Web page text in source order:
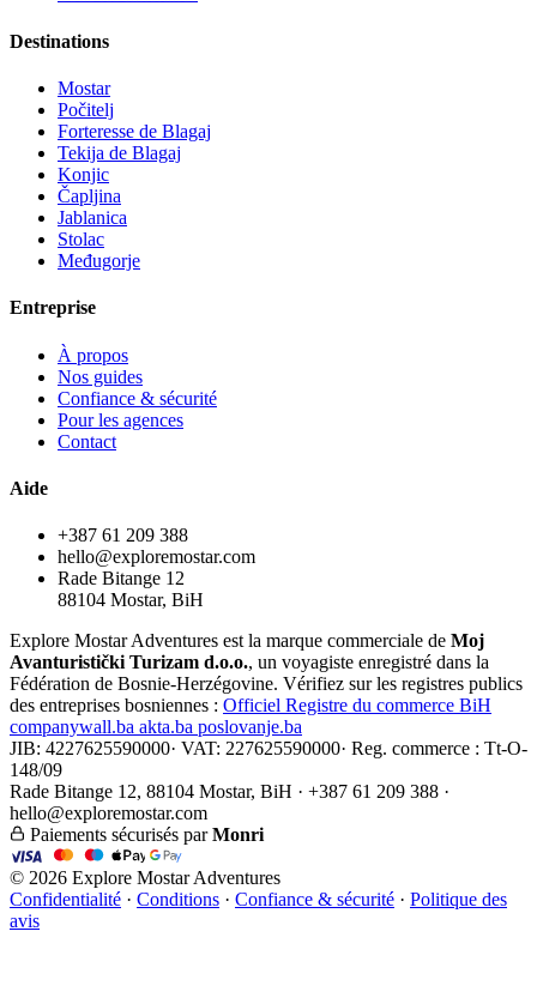
Destinations
Mostar
Počitelj
Forteresse de Blagaj
Tekija de Blagaj
Konjic
Čapljina
Jablanica
Stolac
Međugorje
Entreprise
À propos
Nos guides
Confiance & sécurité
Pour les agences
Contact
Aide
+387 61 209 388
hello@exploremostar.com
Rade Bitange 12
88104 Mostar, BiH
Explore Mostar Adventures est la marque commerciale de Moj
Avanturistički Turizam d.o.o., un voyagiste enregistré dans la
Fédération de Bosnie-Herzégovine. Vérifiez sur les registres publics
des entreprises bosniennes : Officiel Registre du commerce BiH
companywall.ba akta.ba poslovanje.ba
JIB: 4227625590000· VAT: 227625590000· Reg. commerce : Tt-O-
148/09
Rade Bitange 12, 88104 Mostar, BiH · +387 61 209 388 ·
hello@exploremostar.com
Paiements sécurisés parMonri
© 2026 Explore Mostar Adventures
Confidentialité · Conditions · Confiance & sécurité · Politique des
avis